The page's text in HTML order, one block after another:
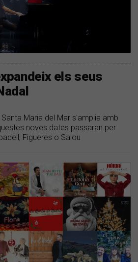
els seus
Maria del Mar s'amplia amb
noves dates passaran per
Figueres o Salou